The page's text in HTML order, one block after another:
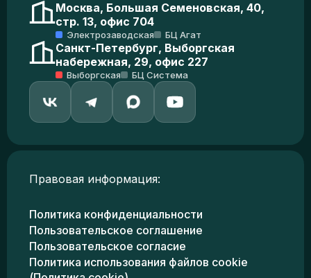
Москва, Большая Семеновская, 40,
стр. 13, офис 704
Электрозаводская БЦ Агат
Санкт-Петербург, Выборгская
набережная, 29, офис 227
Выборгская БЦ Система
Правовая информация:
Политика конфиденциальности
Пользовательское соглашение
Пользовательское согласие
Политика использования файлов cookie